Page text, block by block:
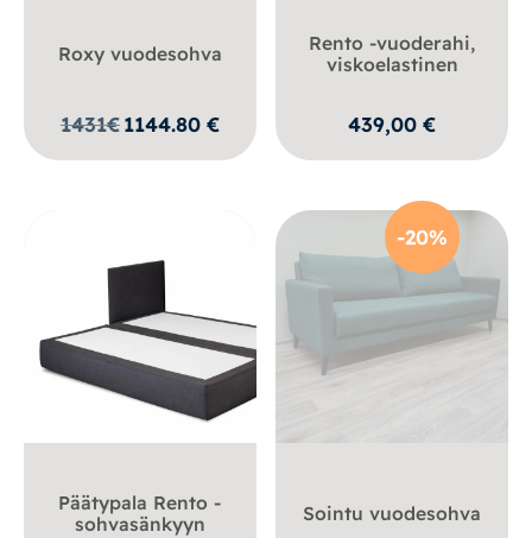
Roxy vuodesohva
1431€1144.80 €
Rento -vuoderahi,
viskoelastinen
439,00€
Päätypala Rento -
sohvasänkyyn
-20%
Sointu vuodesohva